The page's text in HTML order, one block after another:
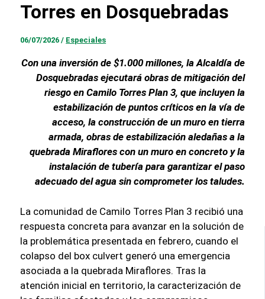
Torres en Dosquebradas
06/07/2026/ Especiales
Con una inversión de $1.000 millones, la Alcaldía de
Dosquebradas ejecutará obras de mitigación del
riesgo en Camilo Torres Plan 3, que incluyen la
estabilización de puntos críticos en la vía de
acceso, la construcción de un muro en tierra
armada, obras de estabilización aledañas a la
quebrada Miraflores con un muro en concreto y la
instalación de tubería para garantizar el paso
adecuado del agua sin comprometer los taludes.
La comunidad de Camilo Torres Plan 3 recibió una
respuesta concreta para avanzar en la solución de
la problemática presentada en febrero, cuando el
colapso del box culvert generó una emergencia
asociada a la quebrada Miraflores. Tras la
atención inicial en territorio, la caracterización de